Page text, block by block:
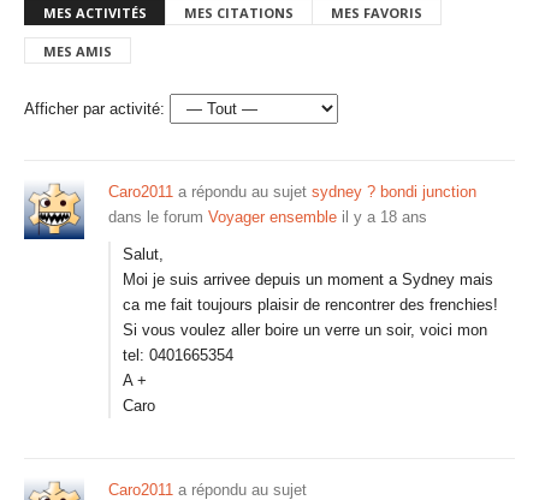
MES ACTIVITÉS MES CITATIONS MES FAVORIS
MES AMIS
Afficher par activité:
Caro2011 a répondu au sujet sydney ? bondi junction
dans le forum Voyager ensemble il y a 18 ans
Salut,
Moi je suis arrivee depuis un moment a Sydney mais
ca me fait toujours plaisir de rencontrer des frenchies!
Si vous voulez aller boire un verre un soir, voici mon
tel: 0401665354
A +
Caro
Caro2011 a répondu au sujet